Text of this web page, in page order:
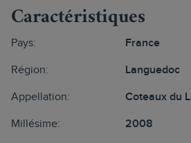
Caractéristiques
Pays: France
Région: Languedoc
Appellation: Coteaux du
Millésime: 2008